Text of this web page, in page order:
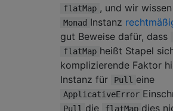
flatMap , und wir
Monad Instanz
gut Beweise dafür, dass
flatMap heißt Stapel
komplizierende Faktor
Instanz für
Pull eine
ApplicativeError
Pull die flatMap dies